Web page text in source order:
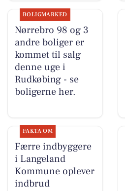
BOLIGMARKED
Nørrebro 98 og 3
andre boliger er
kommet til salg
denne uge i
Rudkøbing - se
boligerne her.
FAKTA OM
Færre indbyggere
i Langeland
Kommune oplever
indbrud